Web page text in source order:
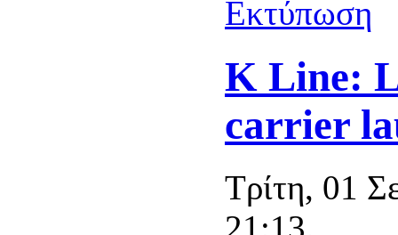
K Line:
carrier
Τρίτη, 01